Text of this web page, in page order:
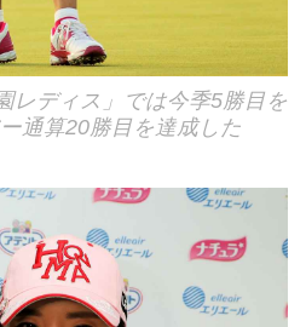
レディス」では今季5勝目を
通算20勝目を達成した